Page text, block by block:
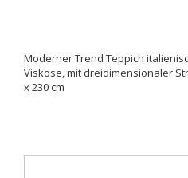
Moderner Trend Teppich
Viskose, mit dreidimensionaler
x 230 cm